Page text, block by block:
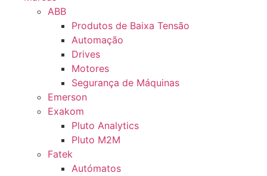
ABB
Produtos de Baixa Tensão
Automação
Drives
Motores
Segurança de Máquinas
Emerson
Exakom
Pluto Analytics
Pluto M2M
Fatek
Autómatos